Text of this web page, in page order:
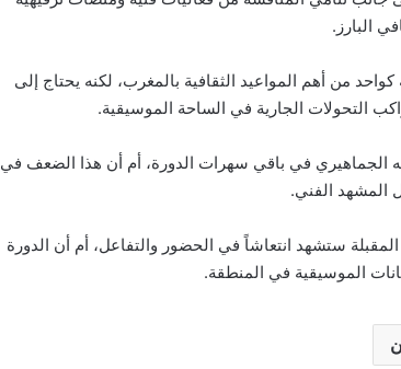
البارز.
من أهم المواعيد الثقافية بالمغرب، لكنه يحتاج إلى
التحولات الجارية في الساحة الموسيقية.
الجماهيري في باقي سهرات الدورة، أم أن هذا الضعف في
المشهد الفني.
ستشهد انتعاشاً في الحضور والتفاعل، أم أن الدورة
الموسيقية في المنطقة.